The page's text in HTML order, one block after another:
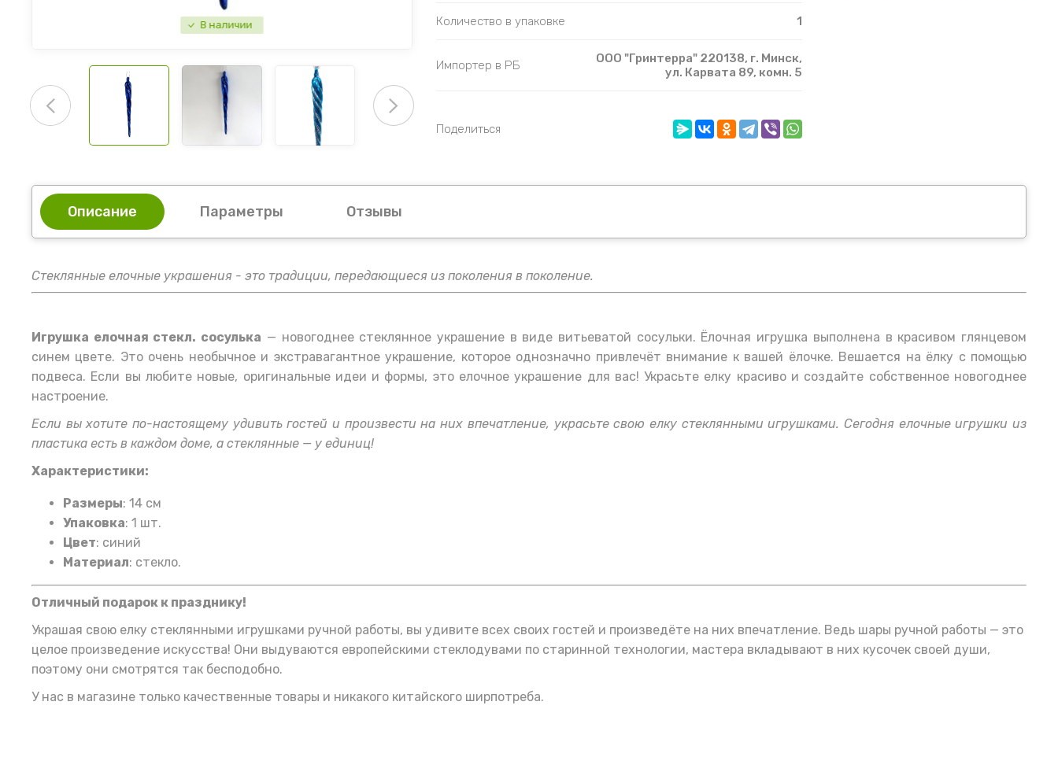
В наличии Количество в упаковке 1
Импортер в РБ
ООО "Гринтерра" 220138, г. Минск,
ул. Карвата 89, комн. 5
Поделиться
Описание Параметры Отзывы
Стеклянные елочные украшения - это традиции, передающиеся из поколения в поколение.
Игрушка елочная стекл. сосулька — новогоднее стеклянное украшение в виде витьеватой сосульки. Ёлочная игрушка выполнена в красивом глянцевом
синем цвете. Это очень необычное и экстравагантное украшение, которое однозначно привлечёт внимание к вашей ёлочке. Вешается на ёлку с помощью
подвеса. Если вы любите новые, оригинальные идеи и формы, это елочное украшение для вас! Украсьте елку красиво и создайте собственное новогоднее
настроение.
Если вы хотите по-настоящему удивить гостей и произвести на них впечатление, украсьте свою елку стеклянными игрушками. Сегодня елочные игрушки из
пластика есть в каждом доме, а стеклянные — у единиц!
Характеристики:
Размеры: 14 см
Упаковка: 1 шт.
Цвет: синий
Материал: стекло.
Отличный подарок к празднику!
Украшая свою елку стеклянными игрушками ручной работы, вы удивите всех своих гостей и произведёте на них впечатление. Ведь шары ручной работы — это
целое произведение искусства! Они выдуваются европейскими стеклодувами по старинной технологии, мастера вкладывают в них кусочек своей души,
поэтому они смотрятся так бесподобно.
У нас в магазине только качественные товары и никакого китайского ширпотреба.